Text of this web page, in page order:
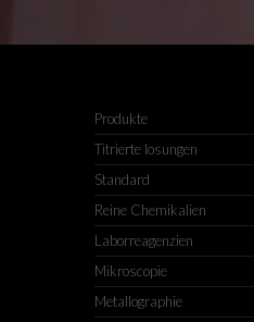
Produkte
Titrierte losungen
Standard
Reine Chemikalien
Laborreagenzien
Mikroscopie
Metallographie